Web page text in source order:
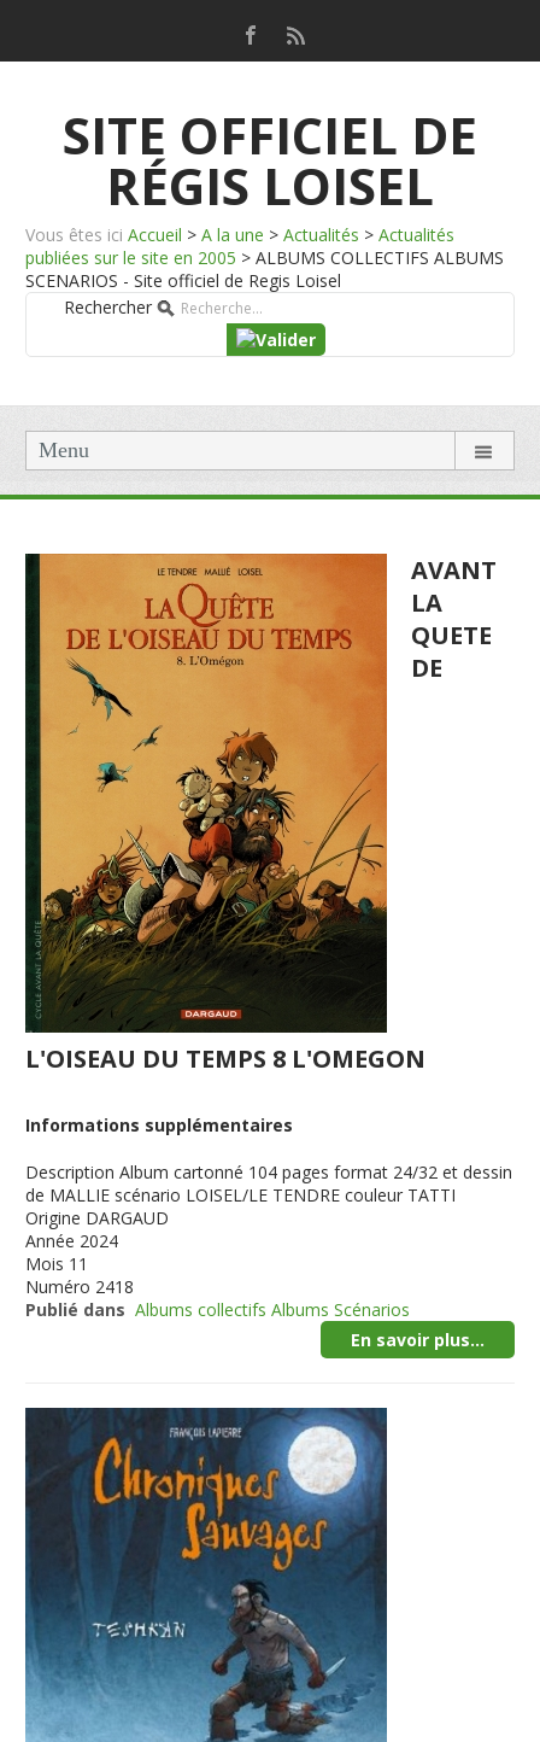
SITE OFFICIEL DE
RÉGIS LOISEL
Vous êtes ici Accueil > A la une > Actualités > Actualités
publiées sur le site en 2005 > ALBUMS COLLECTIFS ALBUMS
SCENARIOS - Site officiel de Regis Loisel
Rechercher
Menu
AVANT
LA
QUETE
DE
L'OISEAU DU TEMPS 8 L'OMEGON
Informations supplémentaires
Description Album cartonné 104 pages format 24/32 et dessin
de MALLIE scénario LOISEL/LE TENDRE couleur TATTI
Origine DARGAUD
Année 2024
Mois 11
Numéro 2418
Publié dans Albums collectifs Albums Scénarios
En savoir plus...